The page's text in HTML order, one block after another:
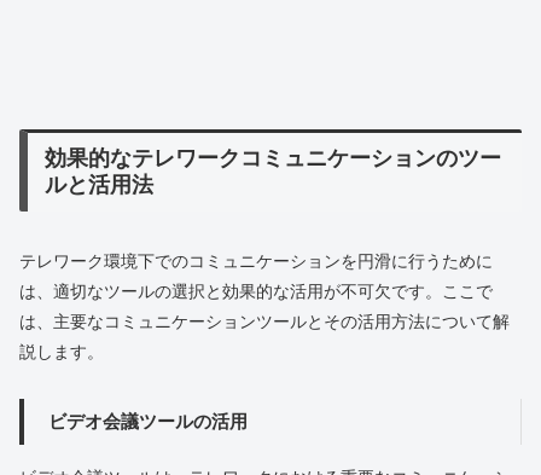
効果的なテレワークコミュニケーションのツー
ルと活用法
テレワーク環境下でのコミュニケーションを円滑に行うために
は、適切なツールの選択と効果的な活用が不可欠です。ここで
は、主要なコミュニケーションツールとその活用方法について解
説します。
ビデオ会議ツールの活用